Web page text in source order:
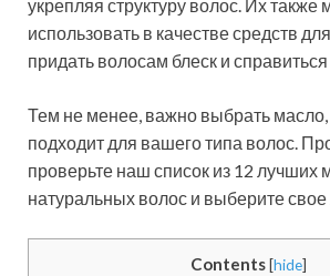
укрепляя структуру волос. Их также
использовать в качестве средств
придать волосам блеск и
Тем не менее, важно выбрать масло,
подходит для вашего типа волос.
проверьте наш список из 12 лучших
натуральных волос и выберите
Contents [hide]